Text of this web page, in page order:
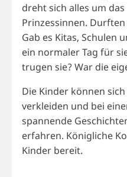
dreht sich alles um
Prinzessinnen.
Gab es Kitas, Schulen
ein normaler Tag für
trugen sie? War die
Die Kinder können
verkleiden und bei
spannende
erfahren. Königliche
Kinder bereit.